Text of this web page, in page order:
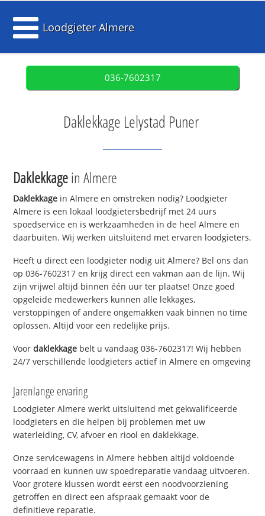
Loodgieter Almere
036-7602317
Daklekkage Lelystad Puner
Daklekkagein Almere
Daklekkage in Almere en omstreken nodig? Loodgieter
Almere is een lokaal loodgietersbedrijf met 24 uurs
spoedservice en is werkzaamheden in de heel Almere en
daarbuiten. Wij werken uitsluitend met ervaren loodgieters.
Heeft u direct een loodgieter nodig uit Almere? Bel ons dan
op 036-7602317 en krijg direct een vakman aan de lijn. Wij
zijn vrijwel altijd binnen één uur ter plaatse! Onze goed
opgeleide medewerkers kunnen alle lekkages,
verstoppingen of andere ongemakken vaak binnen no time
oplossen. Altijd voor een redelijke prijs.
Voordaklekkage belt u vandaag 036-7602317! Wij hebben
24/7 verschillende loodgieters actief in Almere en omgeving
Jarenlange ervaring
Loodgieter Almere werkt uitsluitend met gekwalificeerde
loodgieters en die helpen bij problemen met uw
waterleiding, CV, afvoer en riool en daklekkage.
Onze servicewagens in Almere hebben altijd voldoende
voorraad en kunnen uw spoedreparatie vandaag uitvoeren.
Voor grotere klussen wordt eerst een noodvoorziening
getroffen en direct een afspraak gemaakt voor de
definitieve reparatie.